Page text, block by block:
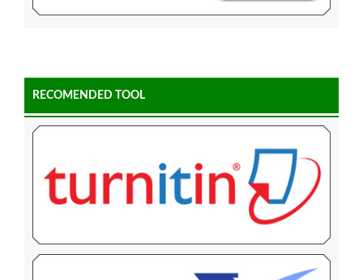
RECOMENDED TOOL